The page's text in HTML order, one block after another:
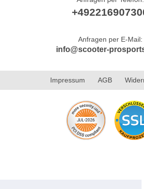
Anfragen per E-Mail:
info@scooter-
Impressum AGB